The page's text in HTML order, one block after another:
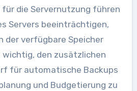
für die Servernutzung führen
Servers beeinträchtigen,
der verfügbare Speicher
den zusätzlichen
für automatische Backups
und Budgetierung zu